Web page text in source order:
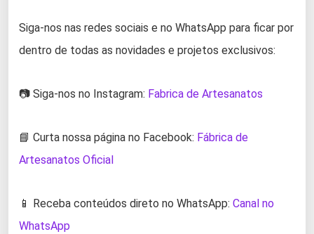
Siga-nos nas redes sociais e no WhatsApp para ficar por
dentro de todas as novidades e projetos exclusivos:
📷 Siga-nos no Instagram: Fabrica de Artesanatos
📘 Curta nossa página no Facebook: Fábrica de
Artesanatos Oficial
📱 Receba conteúdos direto no WhatsApp: Canal no
WhatsApp